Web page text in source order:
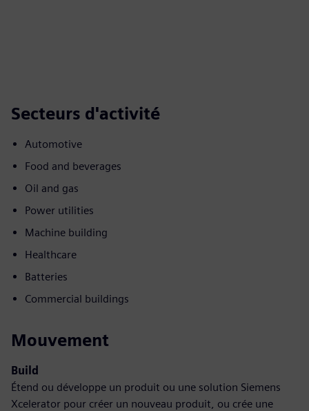
Secteurs d'activité
Automotive
Food and beverages
Oil and gas
Power utilities
Machine building
Healthcare
Batteries
Commercial buildings
Mouvement
Build
Étend ou développe un produit ou une solution Siemens
Xcelerator pour créer un nouveau produit, ou crée une